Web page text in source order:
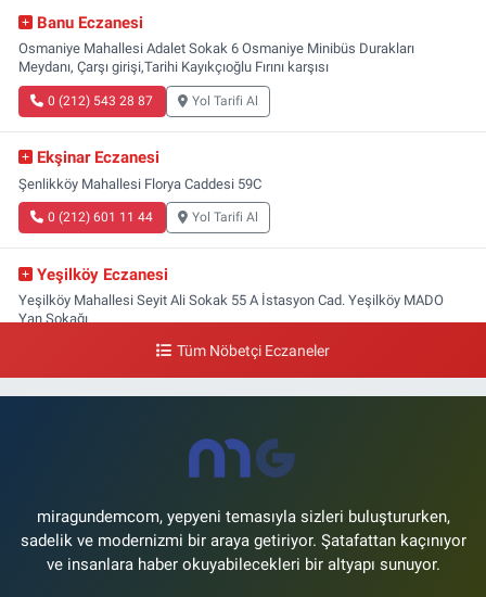
Banu Eczanesi
Osmaniye Mahallesi Adalet Sokak 6 Osmaniye Minibüs Durakları
Meydanı, Çarşı girişi,Tarihi Kayıkçıoğlu Fırını karşısı
0 (212) 543 28 87 Yol Tarifi Al
Ekşinar Eczanesi
Şenlikköy Mahallesi Florya Caddesi 59C
0 (212) 601 11 44 Yol Tarifi Al
Yeşilköy Eczanesi
Yeşilköy Mahallesi Seyit Ali Sokak 55 A İstasyon Cad. Yeşilköy MADO
Yan Sokağı
Yol Tarifi Al
Ataköy 3-4-11. Kısım Mahallesi Dr. Remzi Kazancıgil Caddesi Ataköy
4.Kısım Çarşısı No:12 Ataköy 4.Kısım Çarşısı
Tüm Nöbetçi Eczaneler
miragundemcom, yepyeni temasıyla sizleri buluştururken,
sadelik ve modernizmi bir araya getiriyor. Şatafattan kaçınıyor
ve insanlara haber okuyabilecekleri bir altyapı sunuyor.